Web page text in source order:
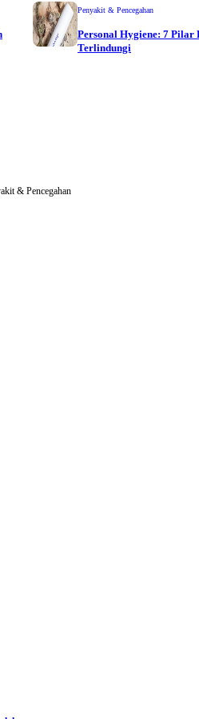
Penyakit & Pencegahan
Personal Hygiene: 7 Pilar
Terlindungi
& Pencegahan